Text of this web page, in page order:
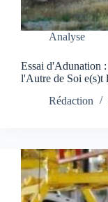
Analyse
Essai d'Adunation
l'Autre de Soi e(s)t
Rédaction